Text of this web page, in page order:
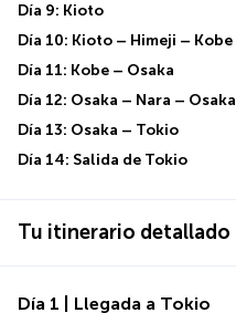
Día 9: Kioto
Día 10: Kioto – Himeji – Kobe
Día 11: Kobe – Osaka
Día 12: Osaka – Nara – Osaka
Día 13: Osaka – Tokio
Día 14: Salida de Tokio
Tu itinerario detallado
Día 1 | Llegada a Tokio